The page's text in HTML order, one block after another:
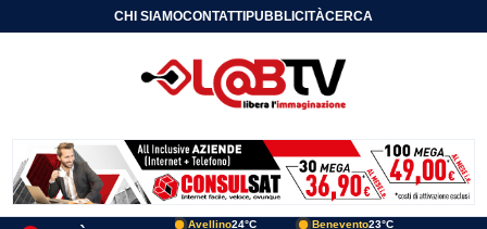
CHI SIAMOCONTATTIPUBBLICITÀCERCA
Avellino24°C Benevento23°C